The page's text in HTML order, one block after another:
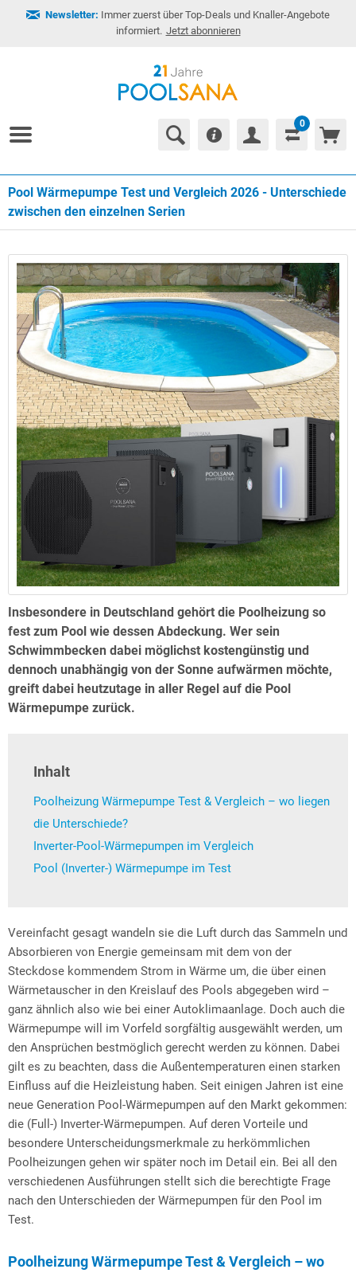
Newsletter: Immer zuerst über Top-Deals und Knaller-Angebote
informiert. Jetzt abonnieren
0
Pool Wärmepumpe Test und Vergleich 2026 - Unterschiede
zwischen den einzelnen Serien
Insbesondere in Deutschland gehört die Poolheizung so
fest zum Pool wie dessen Abdeckung. Wer sein
Schwimmbecken dabei möglichst kostengünstig und
dennoch unabhängig von der Sonne aufwärmen möchte,
greift dabei heutzutage in aller Regel auf die Pool
Wärmepumpe zurück.
Inhalt
Poolheizung Wärmepumpe Test & Vergleich – wo liegen
die Unterschiede?
Inverter-Pool-Wärmepumpen im Vergleich
Pool (Inverter-) Wärmepumpe im Test
Vereinfacht gesagt wandeln sie die Luft durch das Sammeln und
Absorbieren von Energie gemeinsam mit dem von der
Steckdose kommendem Strom in Wärme um, die über einen
Wärmetauscher in den Kreislauf des Pools abgegeben wird –
ganz ähnlich also wie bei einer Autoklimaanlage. Doch auch die
Wärmepumpe will im Vorfeld sorgfältig ausgewählt werden, um
den Ansprüchen bestmöglich gerecht werden zu können. Dabei
gilt es zu beachten, dass die Außentemperaturen einen starken
Einfluss auf die Heizleistung haben. Seit einigen Jahren ist eine
neue Generation Pool-Wärmepumpen auf den Markt gekommen:
die (Full-) Inverter-Wärmepumpen. Auf deren Vorteile und
besondere Unterscheidungsmerkmale zu herkömmlichen
Poolheizungen gehen wir später noch im Detail ein. Bei all den
verschiedenen Ausführungen stellt sich die berechtigte Frage
nach den Unterschieden der Wärmepumpen für den Pool im
Test.
Poolheizung Wärmepumpe Test & Vergleich – wo